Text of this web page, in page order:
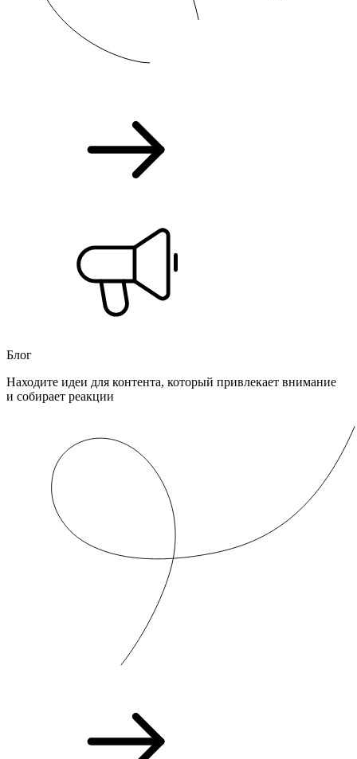
Блог
Находите идеи для контента, который привлекает внимание
и собирает реакции